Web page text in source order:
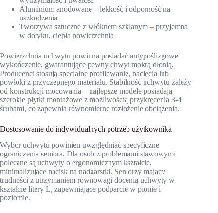
Aluminium anodowane – lekkość i odporność na
uszkodzenia
Tworzywa sztuczne z włóknem szklanym – przyjemna
w dotyku, ciepła powierzchnia
Powierzchnia uchwytu powinna posiadać antypoślizgowe
wykończenie, gwarantujące pewny chwyt mokrą dłonią.
Producenci stosują specjalne profilowanie, nacięcia lub
powłoki z przyczepnego materiału. Stabilność uchwytu zależy
od konstrukcji mocowania – najlepsze modele posiadają
szerokie płytki montażowe z możliwością przykręcenia 3-4
śrubami, co zapewnia równomierne rozłożenie obciążenia.
Dostosowanie do indywidualnych potrzeb użytkownika
Wybór uchwytu powinien uwzględniać specyficzne
ograniczenia seniora. Dla osób z problemami stawowymi
polecane są uchwyty o ergonomicznym kształcie,
minimalizujące nacisk na nadgarstki. Seniorzy mający
trudności z utrzymaniem równowagi docenią uchwyty w
kształcie litery L, zapewniające podparcie w pionie i
poziomie.